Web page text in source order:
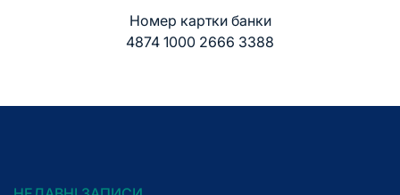
Номер картки банки
4874 1000 2666 3388